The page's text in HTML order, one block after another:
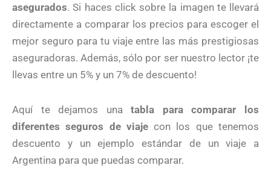
asegurados. Si haces click sobre la imagen te llevará
directamente a comparar los precios para escoger el
mejor seguro para tu viaje entre las más prestigiosas
aseguradoras. Además, sólo por ser nuestro lector ¡te
llevas entre un 5% y un 7% de descuento!
Aquí te dejamos unatabla para comparar los
diferentes seguros de viajecon los que tenemos
descuento y un ejemplo estándar de un viaje a
Argentina para que puedas comparar.